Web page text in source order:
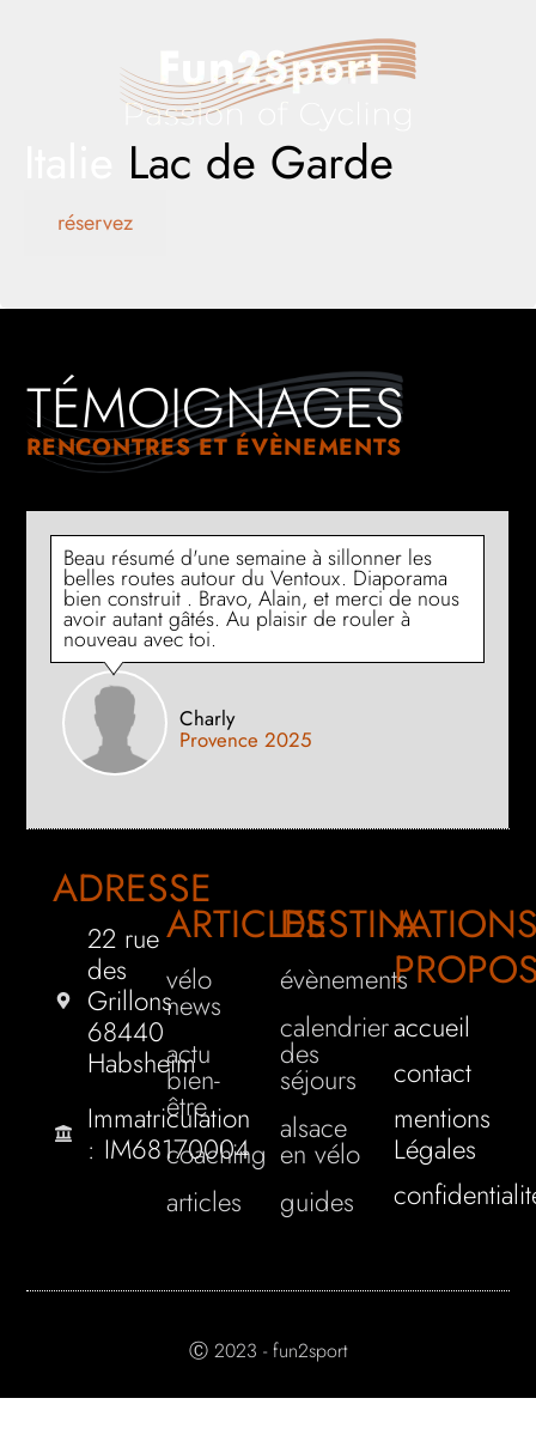
Lac de Garde
réservez
TÉMOIGNAGES
RENCONTRES ET ÉVÈNEMENTS
Beau résumé d'une semaine à sillonner les
belles routes autour du Ventoux. Diaporama
bien construit . Bravo, Alain, et merci de nous
avoir autant gâtés. Au plaisir de rouler à
nouveau avec toi.
Charly
Provence 2025
ADRESSE
22 rue
des
Grillons
68440
Habsheim
Immatriculation
: IM68170004
ARTICLES
vélo
news
actu
bien-
être
coaching
articles
évènements
calendrier
des
séjours
alsace
en vélo
guides
A
accueil
contact
mentions
Légales
Ⓒ 2023 - fun2sport